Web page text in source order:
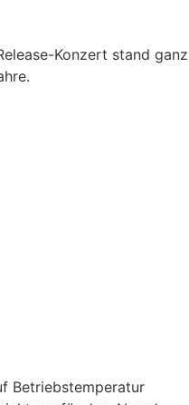
Konzert stand ganz
Betriebstemperatur